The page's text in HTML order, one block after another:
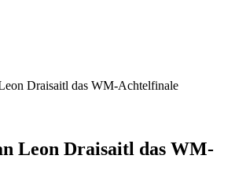
Draisaitl das WM-Achtelfinale
Leon Draisaitl das WM-